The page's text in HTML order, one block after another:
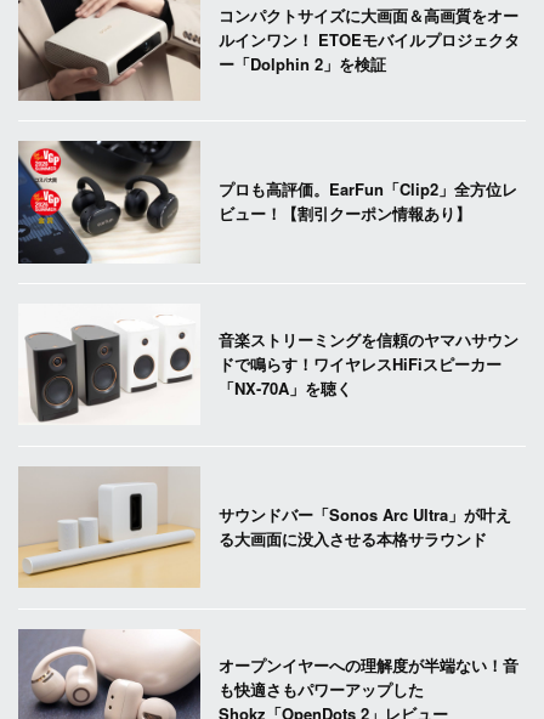
コンパクトサイズに大画面＆高画質をオー
ルインワン！ ETOEモバイルプロジェクタ
ー「Dolphin 2」を検証
プロも高評価。EarFun「Clip2」全方位レ
ビュー！【割引クーポン情報あり】
音楽ストリーミングを信頼のヤマハサウン
ドで鳴らす！ワイヤレスHiFiスピーカー
「NX-70A」を聴く
サウンドバー「Sonos Arc Ultra」が叶え
る大画面に没入させる本格サラウンド
オープンイヤーへの理解度が半端ない！音
も快適さもパワーアップした
Shokz「OpenDots 2」レビュー